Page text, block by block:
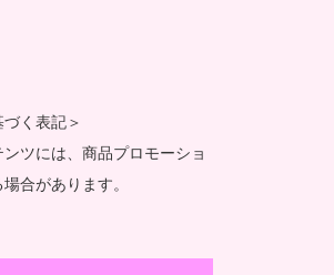
く表記＞
ツには、商品プロモーショ
合があります。